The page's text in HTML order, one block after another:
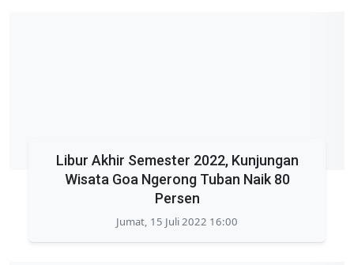
Libur Akhir Semester 2022, Kunjungan
Wisata Goa Ngerong Tuban Naik 80
Persen
Jumat, 15 Juli 2022 16:00